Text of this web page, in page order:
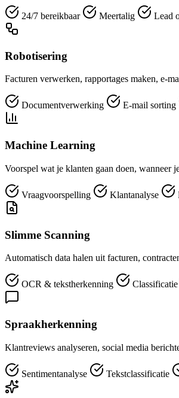
24/7 bereikbaar Meertalig Lead
Robotisering
Facturen verwerken, rapportages maken, e-
Documentverwerking E-mail sorting
Machine Learning
Voorspel wat je klanten gaan doen, wanneer
Vraagvoorspelling Klantanalyse
Slimme Scanning
Automatisch data halen uit facturen,
OCR & tekstherkenning Classificatie
Spraakherkenning
Klantreviews analyseren, social media
Sentimentanalyse Tekstclassificatie